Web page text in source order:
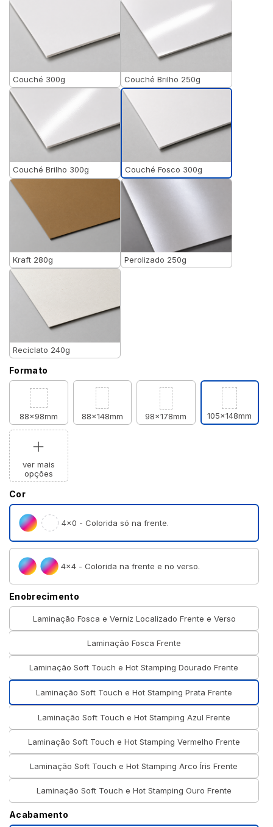
Couché 300g Couché Brilho 250g
Couché Brilho 300g Couché Fosco 300g
Kraft 280g Perolizado 250g
Reciclato 240g
Formato
88x98mm 88x148mm 98x178mm 105x148mm
ver mais
opções
Cor
4×0 - Colorida só na frente.
4×4 - Colorida na frente e no verso.
Enobrecimento
Laminação Fosca e Verniz Localizado Frente e Verso
Laminação Fosca Frente
Laminação Soft Touch e Hot Stamping Dourado Frente
Laminação Soft Touch e Hot Stamping Prata Frente
Laminação Soft Touch e Hot Stamping Azul Frente
Laminação Soft Touch e Hot Stamping Vermelho Frente
Laminação Soft Touch e Hot Stamping Arco Íris Frente
Laminação Soft Touch e Hot Stamping Ouro Frente
Acabamento